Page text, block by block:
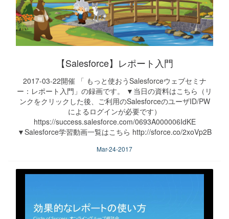
【Salesforce】レポート入門
2017-03-22開催 「 もっと使おうSalesforceウェブセミナ
ー：レポート入門」の録画です。 ▼当日の資料はこちら（リ
ンクをクリックした後、ご利用のSalesforceのユーザID/PW
によるログインが必要です）
https://success.salesforce.com/0693A000006IdKE
▼Salesforce学習動画一覧はこちら http://sforce.co/2xoVp2B
Mar-24-2017